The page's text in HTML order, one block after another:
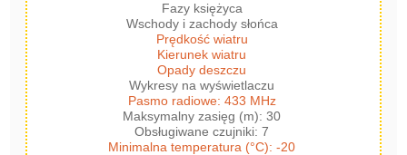
Fazy księżyca
Wschody i zachody słońca
Prędkość wiatru
Kierunek wiatru
Opady deszczu
Wykresy na wyświetlaczu
Pasmo radiowe: 433 MHz
Maksymalny zasięg (m): 30
Obsługiwane czujniki: 7
Minimalna temperatura (°C): -20